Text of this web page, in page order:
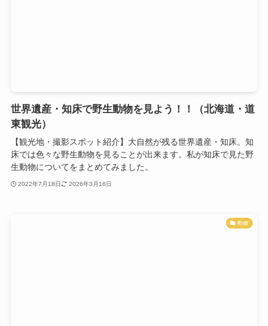
世界遺産・知床で野生動物を見よう！！（北海道・道
東観光）
【観光地・撮影スポット紹介】大自然が残る世界遺産・知床。知
床では色々な野生動物を見ることが出来ます。私が知床で見た野
生動物についてをまとめてみました。
2022年7月18日 2026年3月16日
動物